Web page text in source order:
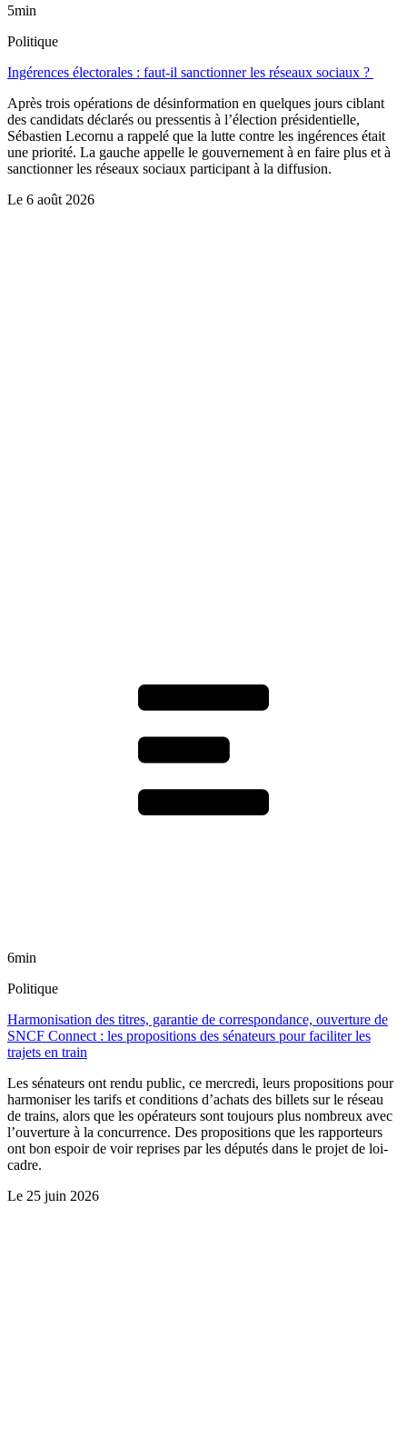
5min
Politique
Ingérences électorales : faut-il sanctionner les réseaux sociaux ?
Après trois opérations de désinformation en quelques jours ciblant
des candidats déclarés ou pressentis à l’élection présidentielle,
Sébastien Lecornu a rappelé que la lutte contre les ingérences était
une priorité. La gauche appelle le gouvernement à en faire plus et à
sanctionner les réseaux sociaux participant à la diffusion.
Le 6 août 2026
6min
Politique
Harmonisation des titres, garantie de correspondance, ouverture de
SNCF Connect : les propositions des sénateurs pour faciliter les
trajets en train
Les sénateurs ont rendu public, ce mercredi, leurs propositions pour
harmoniser les tarifs et conditions d’achats des billets sur le réseau
de trains, alors que les opérateurs sont toujours plus nombreux avec
l’ouverture à la concurrence. Des propositions que les rapporteurs
ont bon espoir de voir reprises par les députés dans le projet de loi-
cadre.
Le 25 juin 2026